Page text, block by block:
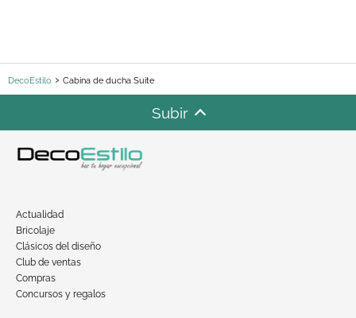
DecoEstilo Cabina de ducha Suite
Subir
Actualidad
Bricolaje
Clásicos del diseño
Club de ventas
Compras
Concursos y regalos